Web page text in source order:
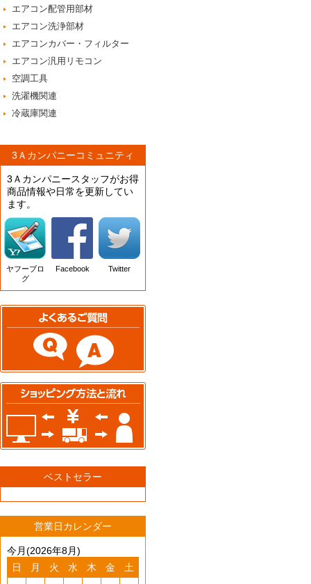
エアコン配管用部材
エアコン洗浄部材
エアコンカバー・フィルター
エアコン汎用リモコン
空調工具
洗濯機関連
冷蔵庫関連
3Ａカンパニーコミュニティ
3Ａカンパニースタッフがお得
商品情報や日常を更新してい
ます。
ヤフーブロ
グ
Facebook Twitter
ベストセラー
営業日カレンダー
今月(2026年8月)
日
月 火 水 木 金
土